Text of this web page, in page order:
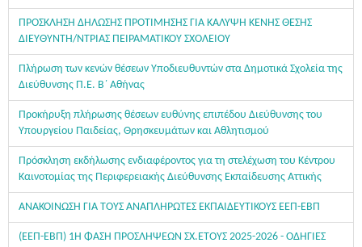
ΠΡΟΣΚΛΗΣΗ ΔΗΛΩΣΗΣ ΠΡΟΤΙΜΗΣΗΣ ΓΙΑ ΚΑΛΥΨΗ ΚΕΝΗΣ ΘΕΣΗΣ
ΔΙΕΥΘΥΝΤΗ/ΝΤΡΙΑΣ ΠΕΙΡΑΜΑΤΙΚΟΥ ΣΧΟΛΕΙΟΥ
Πλήρωση των κενών θέσεων Υποδιευθυντών στα Δημοτικά Σχολεία της
Διεύθυνσης Π.Ε. Β΄ Αθήνας
Προκήρυξη πλήρωσης θέσεων ευθύνης επιπέδου Διεύθυνσης του
Υπουργείου Παιδείας, Θρησκευμάτων και Αθλητισμού
Πρόσκληση εκδήλωσης ενδιαφέροντος για τη στελέχωση του Κέντρου
Καινοτομίας της Περιφερειακής Διεύθυνσης Εκπαίδευσης Αττικής
ΑΝΑΚΟΙΝΩΣΗ ΓΙΑ ΤΟΥΣ ΑΝΑΠΛΗΡΩΤΕΣ ΕΚΠΑΙΔΕΥΤΙΚΟΥΣ ΕΕΠ-ΕΒΠ
(ΕΕΠ-ΕΒΠ) 1Η ΦΑΣΗ ΠΡΟΣΛΗΨΕΩΝ ΣΧ.ΕΤΟΥΣ 2025-2026 - ΟΔΗΓΙΕΣ